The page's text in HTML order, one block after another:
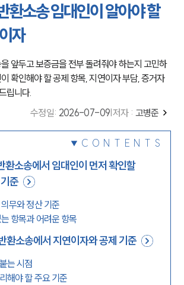
환소송 임대인이 알아야 할
자
앞두고 보증금을 전부 돌려줘야 하는지 고민하
확인해야 할 공제 항목, 지연이자 부담, 증거자
립니다.
수정일: 2026-07-09 저자 : 고병준
CONTENTS
환소송에서 임대인이 먼저 확인할
준
무와 정산 기준
항목과 어려운 항목
환소송에서 지연이자와 공제 기준
는 시점
해야 할 주요 기준